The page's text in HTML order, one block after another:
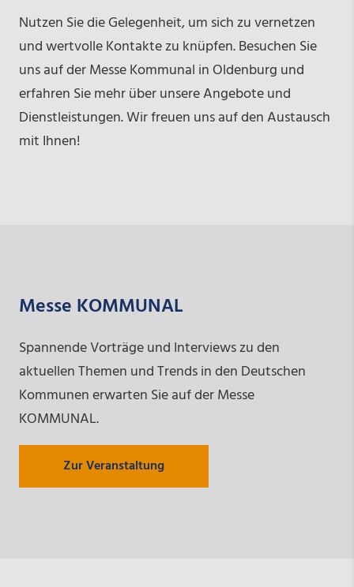
Nutzen Sie die Gelegenheit, um sich zu vernetzen
und wertvolle Kontakte zu knüpfen. Besuchen Sie
uns auf der Messe Kommunal in Oldenburg und
erfahren Sie mehr über unsere Angebote und
Dienstleistungen. Wir freuen uns auf den Austausch
mit Ihnen!
Messe KOMMUNAL
Spannende Vorträge und Interviews zu den
aktuellen Themen und Trends in den Deutschen
Kommunen erwarten Sie auf der Messe
KOMMUNAL.
Zur Veranstaltung